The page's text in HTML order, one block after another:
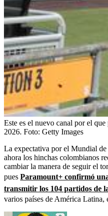
Este es el nuevo canal por el
2026. Foto: Getty Images
La expectativa por el Mundial
ahora los hinchas colombianos
cambiar la manera de seguir el
pues Paramount+ confirmó
transmitir los 104 partidos de
varios países de América Latina,